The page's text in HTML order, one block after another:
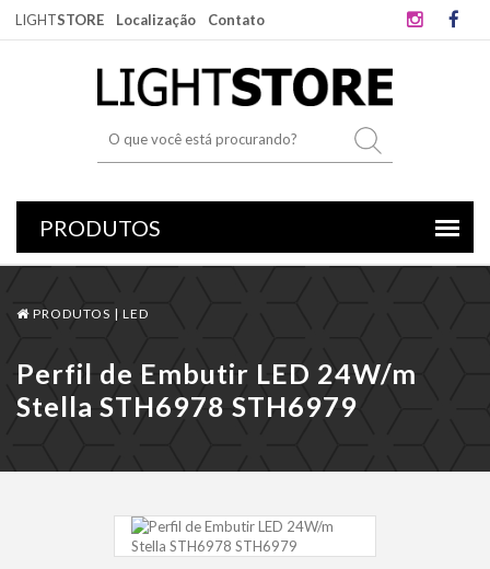
LIGHTSTORE Localização Contato
PRODUTOS | LED
Perfil de Embutir LED 24W/m
Stella STH6978 STH6979